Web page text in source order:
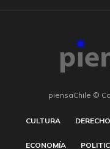
piensaChile ©
CULTURA
ECONOMÍA